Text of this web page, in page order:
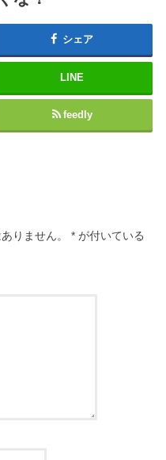
シェア
LINE
feedly
りません。 * が付いている